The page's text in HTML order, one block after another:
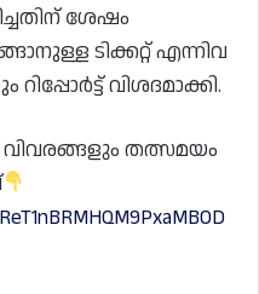
ശേഷം
ടിക്കറ്റ് എന്നിവ
വിശദമാക്കി.
തത്സമയം